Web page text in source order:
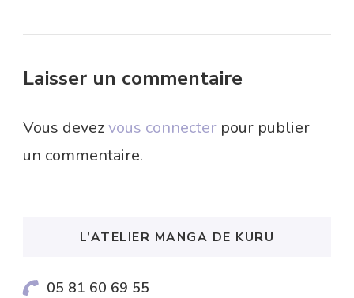
Laisser un commentaire
Vous devezvous connecter pour publier
un commentaire.
L’ATELIER MANGA DE KURU
05 81 60 69 55